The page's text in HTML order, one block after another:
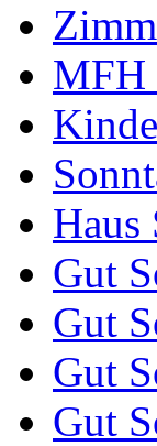
MFH
Haus
Gut
Gut
Gut
Gut